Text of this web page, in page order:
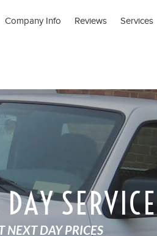
Company Info Reviews Services
SERVICE
NEXT DAY PRICES